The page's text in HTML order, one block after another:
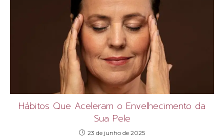
Hábitos Que Aceleram o Envelhecimento da
Sua Pele
23 de junho de 2025